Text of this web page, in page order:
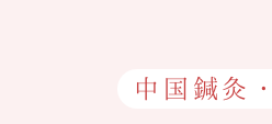
中国鍼灸